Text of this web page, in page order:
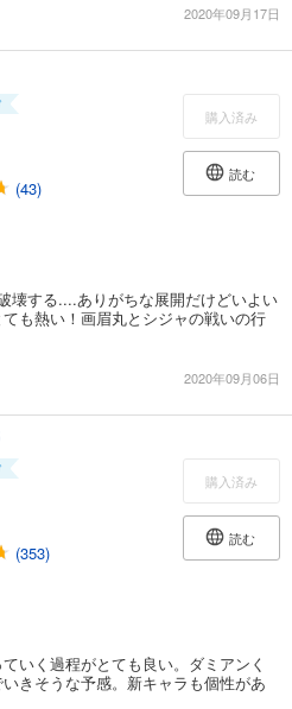
2020年09月17日
(43)
購入済み
読む
壊する....ありがちな展開だけどいよい
も熱い！画眉丸とシジャの戦いの行
2020年09月06日
(353)
購入済み
読む
いく過程がとても良い。ダミアンく
きそうな予感。新キャラも個性があ